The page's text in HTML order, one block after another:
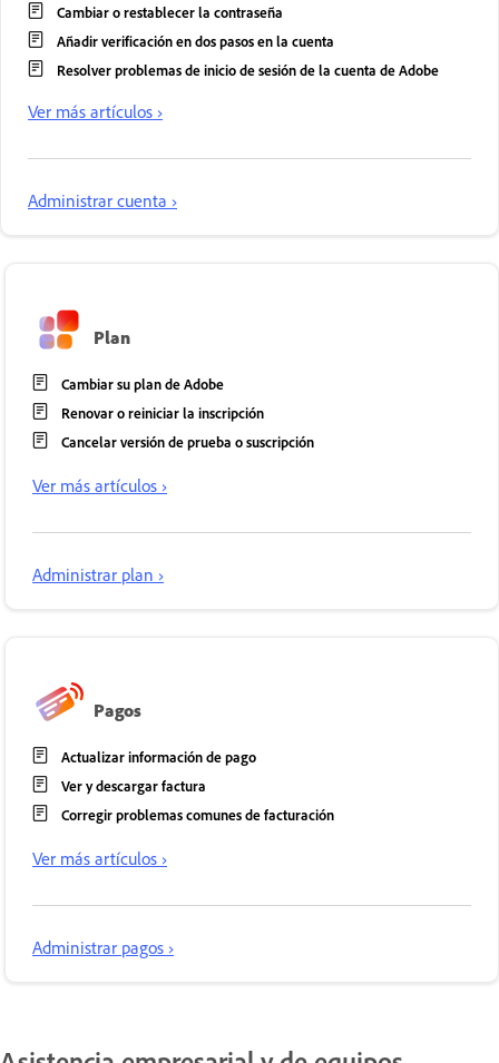
Cambiar o restablecer la contraseña
Añadir verificación en dos pasos en la cuenta
Resolver problemas de inicio de sesión de la cuenta de Adobe
Ver más artículos ›
Administrar cuenta ›
Plan
Cambiar su plan de Adobe
Renovar o reiniciar la inscripción
Cancelar versión de prueba o suscripción
Ver más artículos ›
Administrar plan ›
Pagos
Actualizar información de pago
Ver y descargar factura
Corregir problemas comunes de facturación
Ver más artículos ›
Administrar pagos ›